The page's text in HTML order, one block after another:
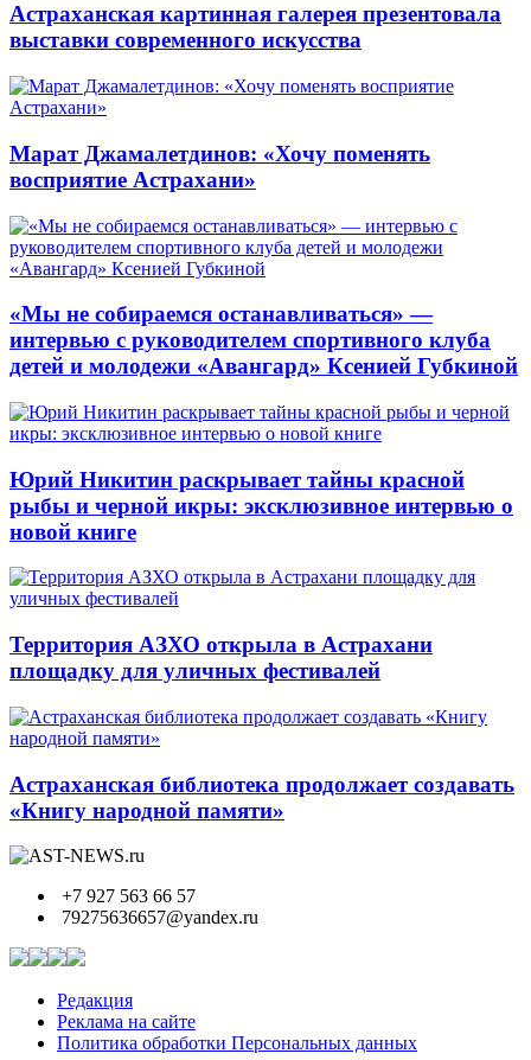
Астраханская картинная галерея презентовала
выставки современного искусства
Марат Джамалетдинов: «Хочу поменять
восприятие Астрахани»
«Мы не собираемся останавливаться» —
интервью с руководителем спортивного клуба
детей и молодежи «Авангард» Ксенией Губкиной
Юрий Никитин раскрывает тайны красной
рыбы и черной икры: эксклюзивное интервью о
новой книге
Территория АЗХО открыла в Астрахани
площадку для уличных фестивалей
Астраханская библиотека продолжает создавать
«Книгу народной памяти»
+7 927 563 66 57
79275636657@yandex.ru
Редакция
Реклама на сайте
Политика обработки Персональных данных